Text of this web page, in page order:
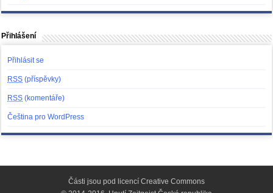
Přihlášení
Přihlásit se
RSS (příspěvky)
RSS (komentáře)
Čeština pro WordPress
Části jsou pod licencí Creative Commons